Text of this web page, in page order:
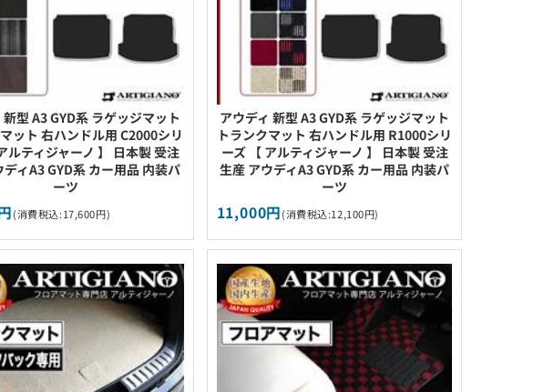
新型 A3 GYD系 ラゲッジマット
ット 右ハンドル用 C2000シリ
ルティジャーノ 】 日本製 受注
ィA3 GYD系 カー用品 内装パ
ーツ
(消費税込:17,600円)
アウディ 新型 A3 GYD系 ラゲッジマット
トランクマット 右ハンドル用 R1000シリ
ーズ 【 アルティジャーノ 】 日本製 受注
生産 アウディA3 GYD系 カー用品 内装パ
ーツ
11,000円(消費税込:12,100円)